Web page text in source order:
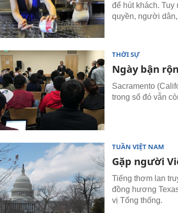
để hút khách.
quyền, người
THỜI SỰ
Ngày bận
Sacramento
trong số đó vẫn
TUẦN VIỆT NAM
Gặp người
Tiếng thơm lan
đồng hương
vị Tổng thống.